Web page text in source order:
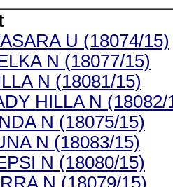
U (18074/15)
N (18077/15)
N (18081/15)
HILLA N (18082/
N (18075/15)
N (18083/15)
N (18080/15)
N (18079/15)